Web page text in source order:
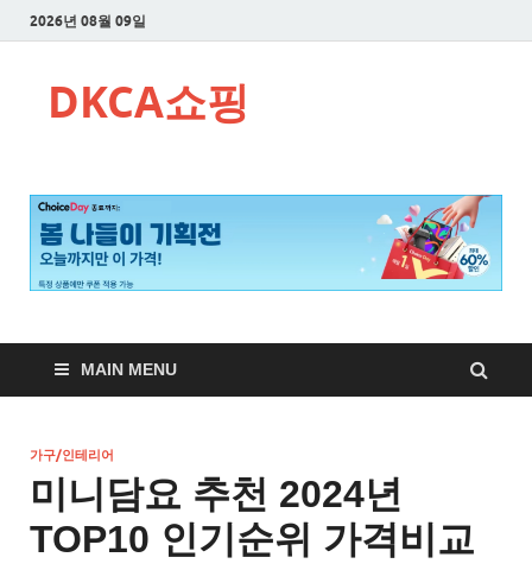
2026년 08월 09일
DKCA쇼핑
MAIN MENU
가구/인테리어
미니담요 추천 2024년
TOP10 인기순위 가격비교